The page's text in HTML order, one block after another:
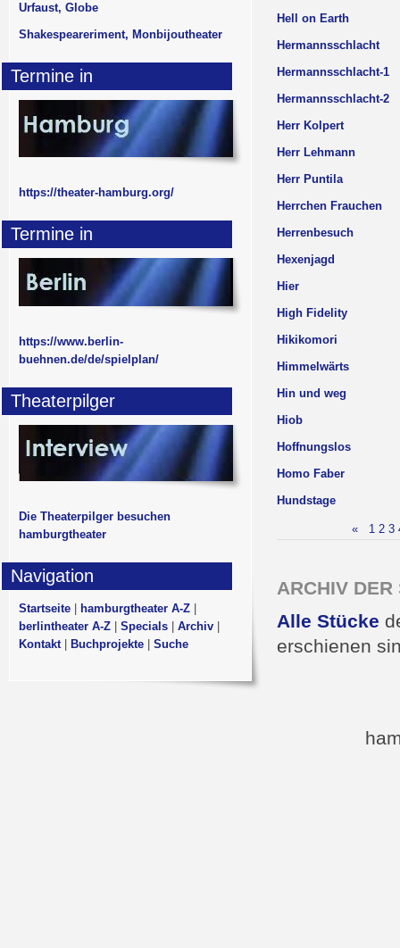
Hell on Earth
Hermannsschlacht
Hermannsschlacht-1
Hermannsschlacht-2
Herr Kolpert
Herr Lehmann
Herr Puntila
Herrchen Frauchen
Herrenbesuch
Hexenjagd
Hier
High Fidelity
Hikikomori
Himmelwärts
Hin und weg
Hiob
Hoffnungslos
Homo Faber
Hundstage
« 1 2 3
ARCHIV
Alle Stücke
erschienen
Urfaust, Globe
Shakespeareriment, Monbijoutheater
Termine in
https://theater-hamburg.org/
Termine in
https://www.berlin-
buehnen.de/de/spielplan/
Theaterpilger
Die Theaterpilger besuchen
hamburgtheater
Navigation
Startseite hamburgtheater A-Z
berlintheater A-Z
Specials Archiv
Kontakt| Buchprojekte Suche